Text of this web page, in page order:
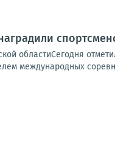
областиСегодня
международных